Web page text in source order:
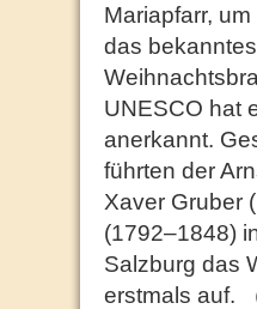
Mariapfarr,
das
UNESCO hat
anerkannt.
führten der
Xaver Gruber
(1792–1848)
Salzburg das
erstmals auf.